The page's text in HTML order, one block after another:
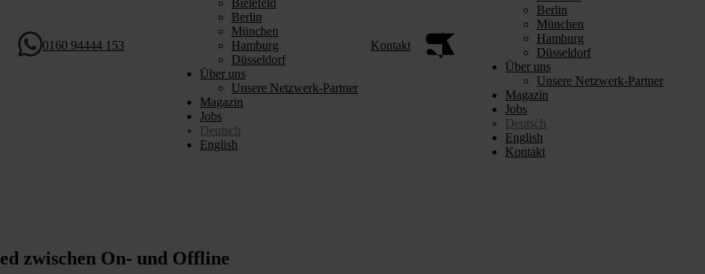
0160 94444 153
Bielefeld
Berlin
München
Hamburg
Düsseldorf
Über uns
Unsere Netzwerk-Partner
Magazin
Jobs
Deutsch
English
Kontakt
Berlin
München
Hamburg
Düsseldorf
Über uns
Unsere Netzwerk-Partner
Magazin
Jobs
Deutsch
English
Kontakt
zwischen On- und Offline